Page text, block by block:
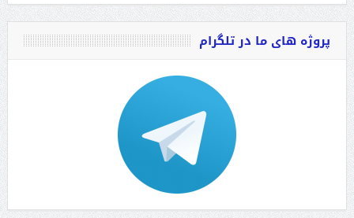
پروژه های ما در تلگرام